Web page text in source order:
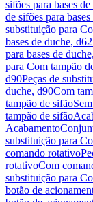
sifões para bases
de sifões para
substituição para
bases de duche, d62
para bases de
para Com tampão
d90Peças de
duche, d90Com
tampão de sifão
tampão de sifão
Acabamento
substituição para
comando rotativo
rotativoCom
substituição para
botão de